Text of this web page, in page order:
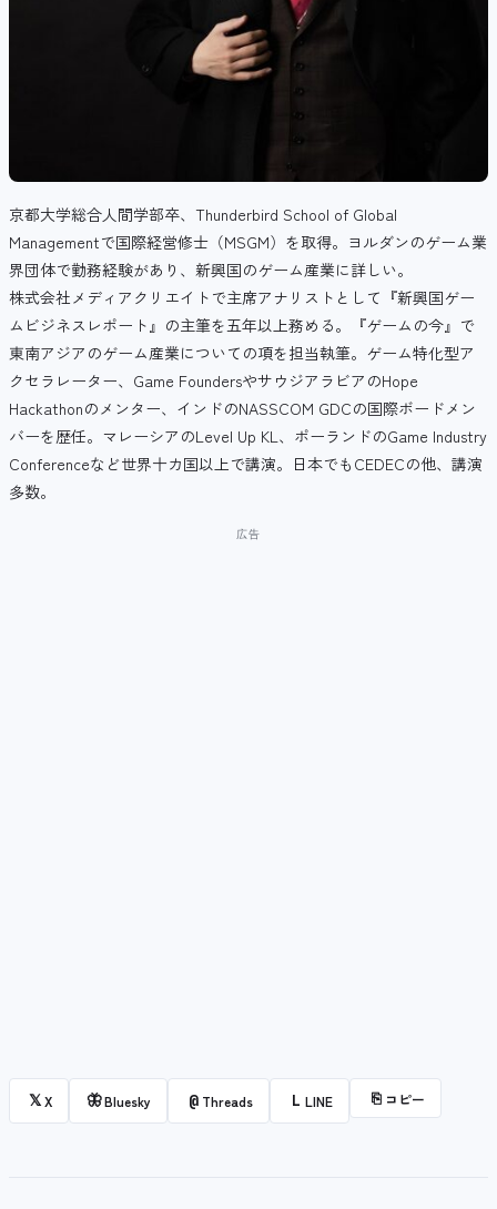
京都大学総合人間学部卒、Thunderbird School of Global
Managementで国際経営修士（MSGM）を取得。ヨルダンのゲーム業
界団体で勤務経験があり、新興国のゲーム産業に詳しい。
株式会社メディアクリエイトで主席アナリストとして『新興国ゲー
ムビジネスレポート』の主筆を五年以上務める。『ゲームの今』で
東南アジアのゲーム産業についての項を担当執筆。ゲーム特化型ア
クセラレーター、Game FoundersやサウジアラビアのHope
Hackathonのメンター、インドのNASSCOM GDCの国際ボードメン
バーを歴任。マレーシアのLevel Up KL、ポーランドのGame Industry
Conferenceなど世界十カ国以上で講演。日本でもCEDECの他、講演
多数。
𝕏X 🦋Bluesky @ Threads L LINE ⎘ コピー